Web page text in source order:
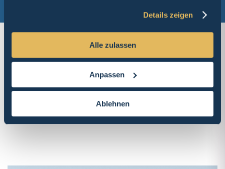
Details zeigen
Alle zulassen
Anpassen
Ablehnen
Anlagegruppen